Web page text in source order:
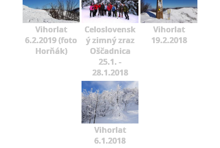
Vihorlat
6.2.2019 (foto
Horňák)
Celoslovensk
ý zimný zraz
Oščadnica
25.1. -
28.1.2018
Vihorlat
19.2.2018
Vihorlat
6.1.2018